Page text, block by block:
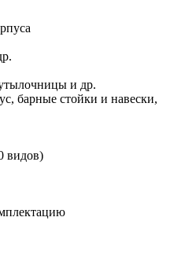
и др.
барные стойки и навески,
видов)